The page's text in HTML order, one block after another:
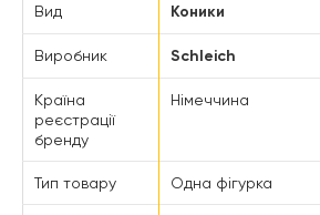
Вид Коники
Виробник Schleich
Країна
реєстрації
бренду
Німеччина
Тип товару Одна фігурка